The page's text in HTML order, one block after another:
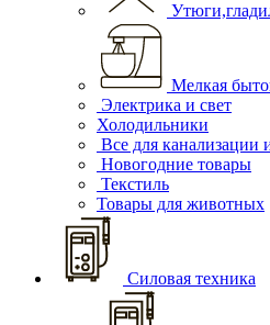
Мелкая
Электрика и свет
Холодильники
Все для канализации
Новогодние товары
Текстиль
Товары для животных
Силовая техника